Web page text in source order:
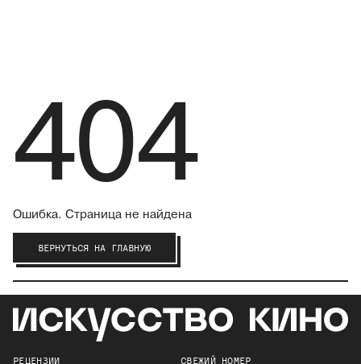
404
Ошибка. Страница не найдена
ВЕРНУТЬСЯ НА ГЛАВНУЮ
РЕЦЕНЗИИ
СВЕЖИЙ НОМЕР